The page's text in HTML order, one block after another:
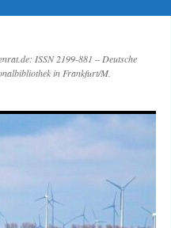
ISSN 2199-881 – Deutsche
in Frankfurt/M.